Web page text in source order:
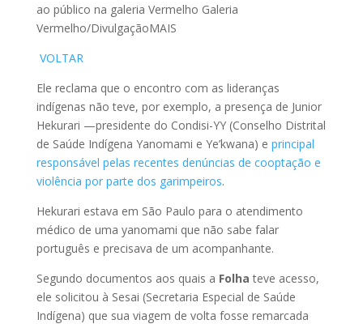
ao público na galeria Vermelho Galeria
Vermelho/DivulgaçãoMAIS
VOLTAR
Ele reclama que o encontro com as lideranças
indígenas não teve, por exemplo, a presença de Junior
Hekurari —presidente do Condisi-YY (Conselho Distrital
de Saúde Indígena Yanomami e Ye’kwana) e principal
responsável pelas recentes denúncias de cooptação e
violência por parte dos garimpeiros.
Hekurari estava em São Paulo para o atendimento
médico de uma yanomami que não sabe falar
português e precisava de um acompanhante.
Segundo documentos aos quais a Folha teve acesso,
ele solicitou à Sesai (Secretaria Especial de Saúde
Indígena) que sua viagem de volta fosse remarcada